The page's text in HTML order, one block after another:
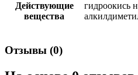
Действующие
вещества
гидроокись
Отзывы (0)